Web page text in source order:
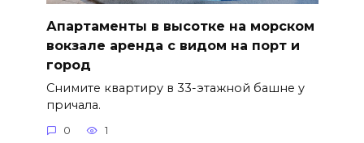
Апартаменты в высотке на морском
вокзале аренда с видом на порт и
город
Снимите квартиру в 33-этажной башне у
причала.
0 1